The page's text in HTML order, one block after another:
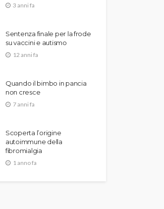
3 anni fa
Sentenza finale per la frode
su vaccini e autismo
12 anni fa
Quando il bimbo in pancia
non cresce
7 anni fa
Scoperta l’origine
autoimmune della
fibromialgia
1 anno fa